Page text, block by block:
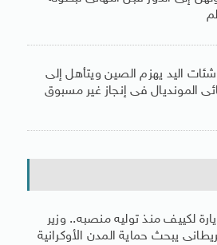
اليد يهزم الصين ويتأهل إلى
المونديال فى إنجاز غير مسبوق
لكييف منذ توليه منصبه.. وزير
يبحث حماية المدن الأوكرانية